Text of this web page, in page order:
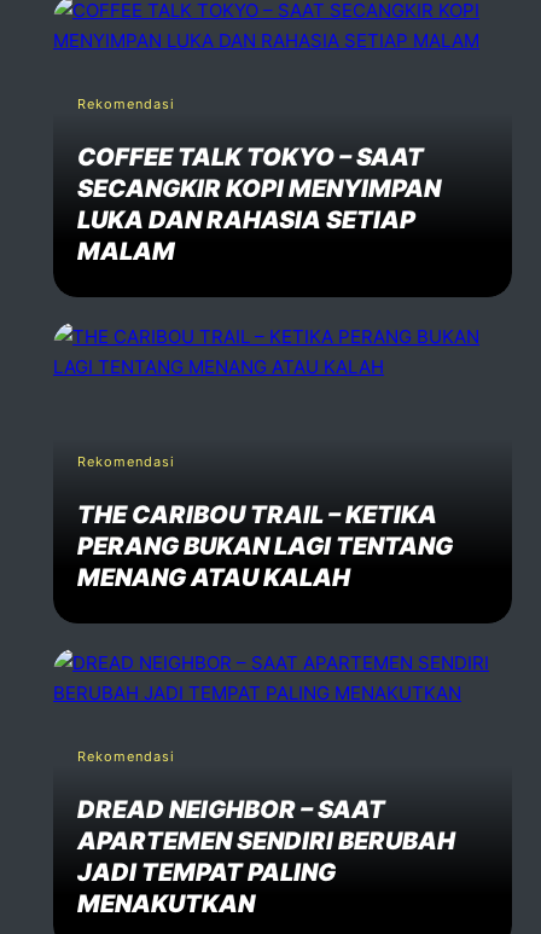
Rekomendasi
COFFEE TALK TOKYO – SAAT
SECANGKIR KOPI MENYIMPAN
LUKA DAN RAHASIA SETIAP
MALAM
Rekomendasi
THE CARIBOU TRAIL – KETIKA
PERANG BUKAN LAGI TENTANG
MENANG ATAU KALAH
Rekomendasi
DREAD NEIGHBOR – SAAT
APARTEMEN SENDIRI BERUBAH
JADI TEMPAT PALING
MENAKUTKAN